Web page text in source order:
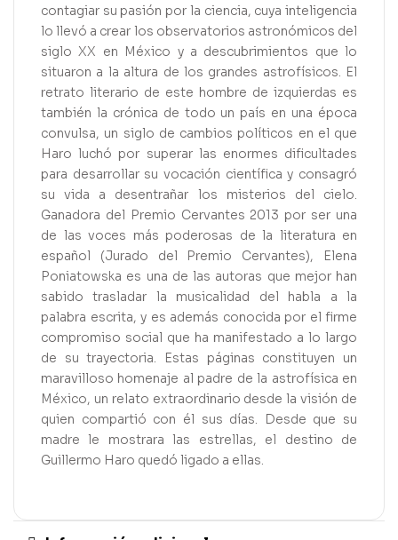
contagiar su pasión por la ciencia, cuya inteligencia
lo llevó a crear los observatorios astronómicos del
siglo XX en México y a descubrimientos que lo
situaron a la altura de los grandes astrofísicos. El
retrato literario de este hombre de izquierdas es
también la crónica de todo un país en una época
convulsa, un siglo de cambios políticos en el que
Haro luchó por superar las enormes dificultades
para desarrollar su vocación científica y consagró
su vida a desentrañar los misterios del cielo.
Ganadora del Premio Cervantes 2013 por ser una
de las voces más poderosas de la literatura en
español (Jurado del Premio Cervantes), Elena
Poniatowska es una de las autoras que mejor han
sabido trasladar la musicalidad del habla a la
palabra escrita, y es además conocida por el firme
compromiso social que ha manifestado a lo largo
de su trayectoria. Estas páginas constituyen un
maravilloso homenaje al padre de la astrofísica en
México, un relato extraordinario desde la visión de
quien compartió con él sus días. Desde que su
madre le mostrara las estrellas, el destino de
Guillermo Haro quedó ligado a ellas.